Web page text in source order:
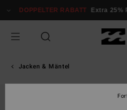
zur
springen
DOPPELTER RABATT Extra 25%
Jacken & Mäntel